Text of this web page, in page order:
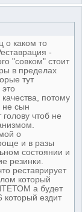
о каком то
-
"совком" стоит
в пределах
тут
потому
не сын
чтоб не
о
и в разы
состоянии и
резинки.
реставрирует
который
а будет
ездит